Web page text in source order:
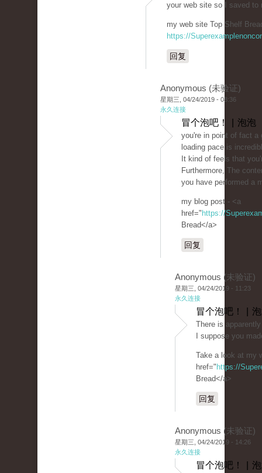
your web site so I saved to
my web site Top Shelf
https://
回复
Anonymous (未验证)
星期三, 04/24/2019 - 08:36
永久连接
冒个泡吧！ | 泡泡
you're in point of fact a
loading pace is
It kind of feels that
Furthermore, The
you have performed a
my blog post - <a
href=" https://
Bread</a>
回复
Anonymous (未验证)
星期三, 04/24/2019 - 11:23
永久连接
冒个泡吧！ |
There is
I suppose you
Take a look at my
href=" https://
Bread</a>
回复
Anonymous (未验证)
星期三, 04/24/2019 - 14:26
永久连接
冒个泡吧！ |